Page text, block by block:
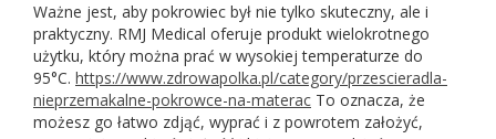
Ważne jest, aby pokrowiec był nie tylko skuteczny, ale i
praktyczny. RMJ Medical oferuje produkt wielokrotnego
użytku, który można prać w wysokiej temperaturze do
95°C. https://www.zdrowapolka.pl/category/przescieradla-
nieprzemakalne-pokrowce-na-materac To oznacza, że
możesz go łatwo zdjąć, wyprać i z powrotem założyć,